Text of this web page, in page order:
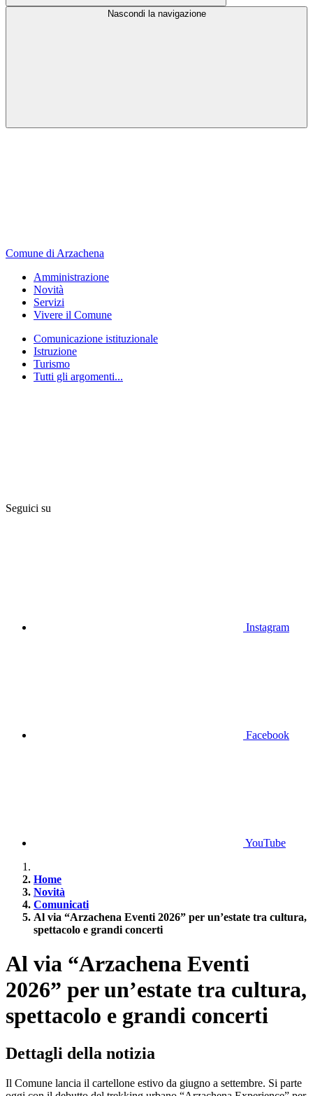
Nascondi la navigazione
Comune di Arzachena
Amministrazione
Novità
Servizi
Vivere il Comune
Comunicazione istituzionale
Istruzione
Turismo
Tutti gli argomenti...
Seguici su
Instagram
Facebook
YouTube
Home
Novità
Comunicati
Al via “Arzachena Eventi 2026” per un’estate tra cultura,
spettacolo e grandi concerti
Al via “Arzachena Eventi
2026” per un’estate tra cultura,
spettacolo e grandi concerti
Dettagli della notizia
Il Comune lancia il cartellone estivo da giugno a settembre. Si parte